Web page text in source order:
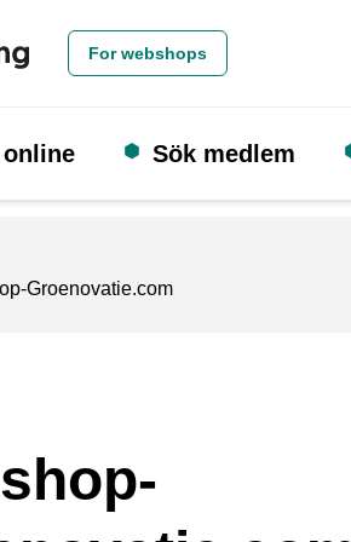
For webshops
Sök medlem
Groenovatie.com